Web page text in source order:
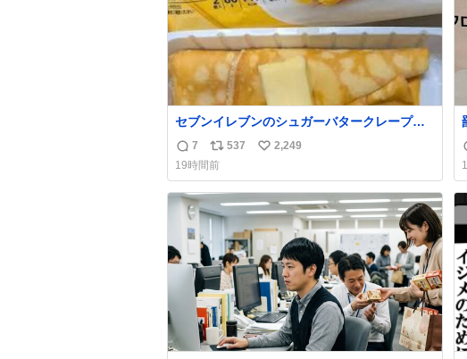
セブンイレブンのシュガーバタークレープと
えんがわの寿司を探している人へ！ シュガー
バタークレープは目黒、品川、蒲田、渋谷、
川崎、横浜、鶴見、九州の一部エリア限定商
品で8月5日に発注が終了したため店舗に置い
てあるところ少ないですが見つけたら即買い
です🤩❣️
返
信
数
7
リ
ポ
ス
ト
数
537
い
ね
数
2,249
19時間前